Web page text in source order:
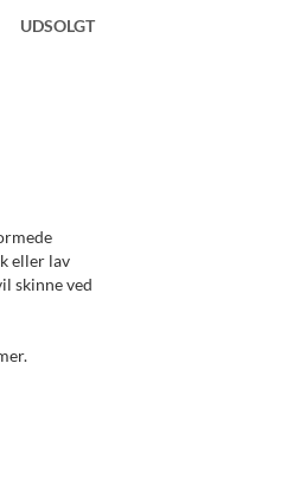
UDSOLGT
eller lav
skinne ved